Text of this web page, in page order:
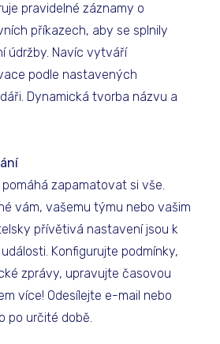
pravidelné záznamy o
příkazech, aby se splnily
údržby. Navíc vytváří
podle nastavených
Dynamická tvorba názvu a
zapamatovat si vše.
vám, vašemu týmu nebo vašim
přívětivá nastavení jsou k
Konfigurujte podmínky,
zprávy, upravujte časovou
více! Odesílejte e-mail nebo
po určité době.